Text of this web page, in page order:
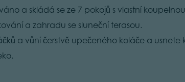
a skládá se ze 7 pokojů s vlastní
a zahradu se sluneční terasou.
a vůní čerstvě upečeného koláče a usnete